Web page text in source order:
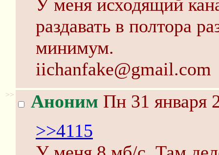
У меня исходящий
раздавать в полтора
минимум.
iichanfake@gmail.com
>> Аноним Пн 31 января
>>4115